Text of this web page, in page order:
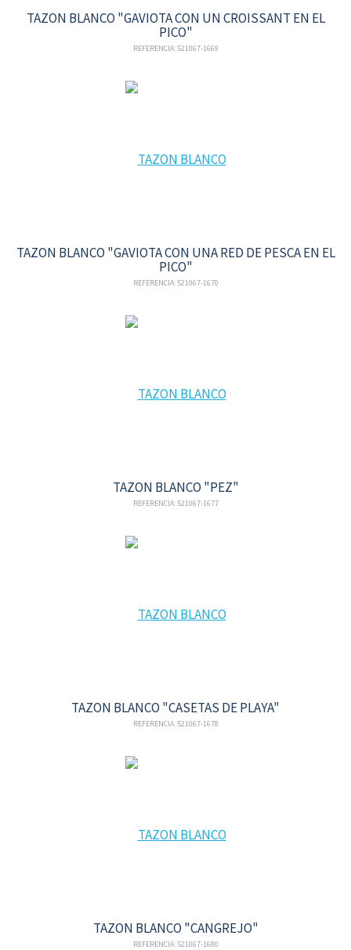
TAZON BLANCO "GAVIOTA CON UN CROISSANT EN EL
PICO"
REFERENCIA: 521067-1669
TAZON BLANCO "GAVIOTA CON UNA RED DE PESCA EN EL
PICO"
REFERENCIA: 521067-1670
TAZON BLANCO "PEZ"
REFERENCIA: 521067-1677
TAZON BLANCO "CASETAS DE PLAYA"
REFERENCIA: 521067-1678
TAZON BLANCO "CANGREJO"
REFERENCIA: 521067-1680